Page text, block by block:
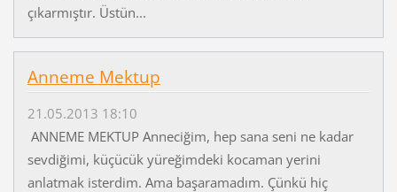
çıkarmıştır. Üstün...
Anneme Mektup
21.05.2013 18:10
ANNEME MEKTUP Anneciğim, hep sana seni ne kadar
sevdiğimi, küçücük yüreğimdeki kocaman yerini
anlatmak isterdim. Ama başaramadım. Çünkü hiç